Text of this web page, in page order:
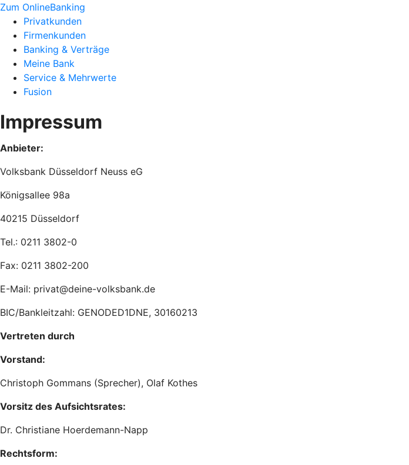
Zum OnlineBanking
Privatkunden
Firmenkunden
Banking & Verträge
Meine Bank
Service & Mehrwerte
Fusion
Impressum
Anbieter:
Volksbank Düsseldorf Neuss eG
Königsallee 98a
40215 Düsseldorf
Tel.: 0211 3802-0
Fax: 0211 3802-200
E-Mail: privat@deine-volksbank.de
BIC/Bankleitzahl: GENODED1DNE, 30160213
Vertreten durch
Vorstand:
Christoph Gommans (Sprecher), Olaf Kothes
Vorsitz des Aufsichtsrates:
Dr. Christiane Hoerdemann-Napp
Rechtsform: